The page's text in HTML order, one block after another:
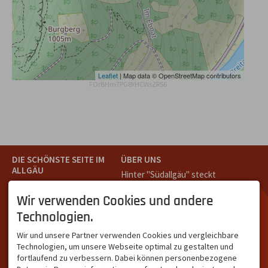
Leaflet | Map data © OpenStreetMap contributors
FOrBHm7PG8YHCWsZRS6
DIE SCHÖNSTE SEITE IM
ALLGÄU
Teil des Oberallgäus. Es
verbindet die Tourismus-
Destinationen Oberstdorf,
Kleinwalsertal und beliebte
Urlaubsziele wie die
Hörnerdörfer, Alpsee-
ÜBER UNS
Hinter "Südallgäu" steckt
Oberstdorf.
Unser Ziel ist ein attraktives
Leistungsträger im
südlichen Oberallgäu eine
starke Plattform bietet.
Wir verwenden Cookies und andere
Technologien.
Wir und unsere Partner verwenden Cookies und vergleichbare
Technologien, um unsere Webseite optimal zu gestalten und
fortlaufend zu verbessern. Dabei können personenbezogene